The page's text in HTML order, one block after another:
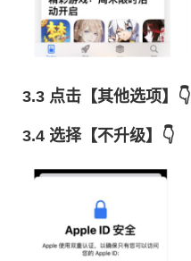
3.3 点击【其他选项】👇
3.4 选择【不升级】👇